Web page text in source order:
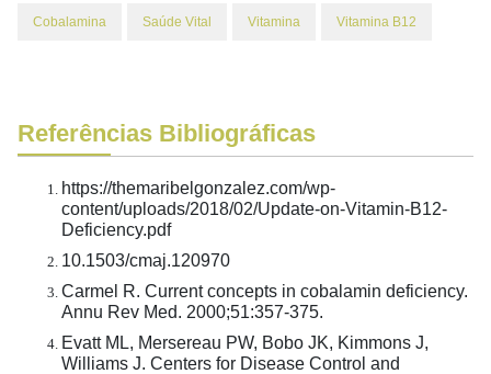
Cobalamina Saúde Vital Vitamina Vitamina B12
Referências Bibliográficas
https://themaribelgonzalez.com/wp-
content/uploads/2018/02/Update-on-Vitamin-B12-
Deficiency.pdf
10.1503/cmaj.120970
Carmel R. Current concepts in cobalamin deficiency.
Annu Rev Med. 2000;51:357-375.
Evatt ML, Mersereau PW, Bobo JK, Kimmons J,
Williams J. Centers for Disease Control and